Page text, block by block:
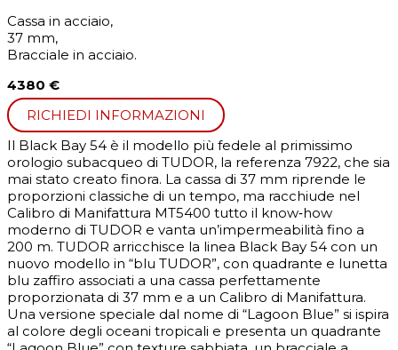
Cassa in acciaio,
37 mm,
Bracciale in acciaio.
4380 €
RICHIEDI INFORMAZIONI
Il Black Bay 54 è il modello più fedele al primissimo
orologio subacqueo di TUDOR, la referenza 7922, che sia
mai stato creato finora. La cassa di 37 mm riprende le
proporzioni classiche di un tempo, ma racchiude nel
Calibro di Manifattura MT5400 tutto il know‑how
moderno di TUDOR e vanta un’impermeabilità fino a
200 m. TUDOR arricchisce la linea Black Bay 54 con un
nuovo modello in “blu TUDOR”, con quadrante e lunetta
blu zaffiro associati a una cassa perfettamente
proporzionata di 37 mm e a un Calibro di Manifattura.
Una versione speciale dal nome di “Lagoon Blue” si ispira
al colore degli oceani tropicali e presenta un quadrante